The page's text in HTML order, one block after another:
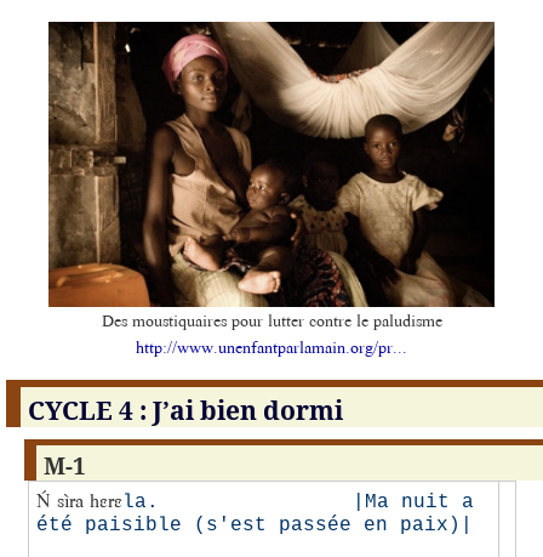
Des moustiquaires pour lutter contre le paludisme
http://www.unenfantparlamain.org/pr...
CYCLE 4 : J’ai bien dormi
M-1
Ń sìra hɛrɛla.                |Ma nuit a
été paisible (s'est passée en paix)|